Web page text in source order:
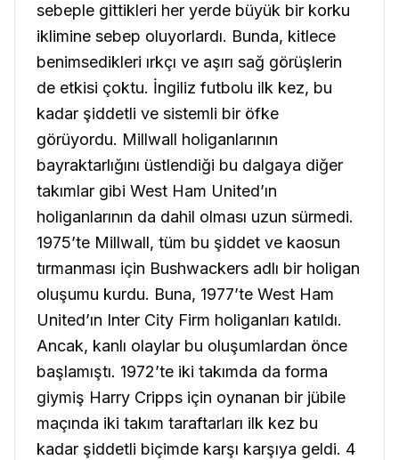
sebeple gittikleri her yerde büyük bir korku
iklimine sebep oluyorlardı. Bunda, kitlece
benimsedikleri ırkçı ve aşırı sağ görüşlerin
de etkisi çoktu. İngiliz futbolu ilk kez, bu
kadar şiddetli ve sistemli bir öfke
görüyordu. Millwall holiganlarının
bayraktarlığını üstlendiği bu dalgaya diğer
takımlar gibi West Ham United’ın
holiganlarının da dahil olması uzun sürmedi.
1975’te Millwall, tüm bu şiddet ve kaosun
tırmanması için Bushwackers adlı bir holigan
oluşumu kurdu. Buna, 1977’te West Ham
United’ın Inter City Firm holiganları katıldı.
Ancak, kanlı olaylar bu oluşumlardan önce
başlamıştı. 1972’te iki takımda da forma
giymiş Harry Cripps için oynanan bir jübile
maçında iki takım taraftarları ilk kez bu
kadar şiddetli biçimde karşı karşıya geldi. 4